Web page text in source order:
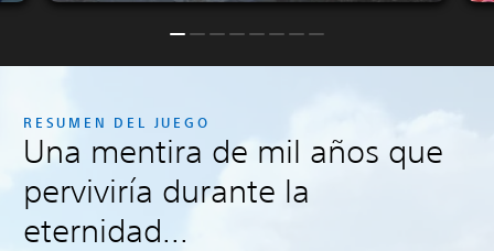
RESUMEN DEL JUEGO
Una mentira de mil años que
perviviría durante la
eternidad...